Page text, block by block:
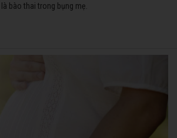
bào thai trong bụng mẹ.